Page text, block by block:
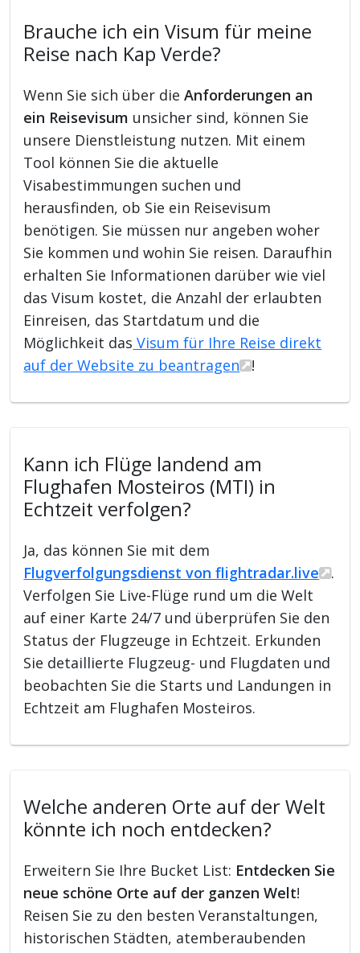
Brauche ich ein Visum für meine
Reise nach Kap Verde?
Wenn Sie sich über dieAnforderungen an
ein Reisevisum unsicher sind, können Sie
unsere Dienstleistung nutzen. Mit einem
Tool können Sie die aktuelle
Visabestimmungen suchen und
herausfinden, ob Sie ein Reisevisum
benötigen. Sie müssen nur angeben woher
Sie kommen und wohin Sie reisen. Daraufhin
erhalten Sie Informationen darüber wie viel
das Visum kostet, die Anzahl der erlaubten
Einreisen, das Startdatum und die
Möglichkeit das Visum für Ihre Reise direkt
auf der Website zu beantragen
!
Kann ich Flüge landend am
Flughafen Mosteiros (MTI) in
Echtzeit verfolgen?
Ja, das können Sie mit dem
Flugverfolgungsdienst von flightradar.live
.
Verfolgen Sie Live-Flüge rund um die Welt
auf einer Karte 24/7 und überprüfen Sie den
Status der Flugzeuge in Echtzeit. Erkunden
Sie detaillierte Flugzeug- und Flugdaten und
beobachten Sie die Starts und Landungen in
Echtzeit am Flughafen Mosteiros.
Welche anderen Orte auf der Welt
könnte ich noch entdecken?
Erweitern Sie Ihre Bucket List: Entdecken Sie
neue schöne Orte auf der ganzen Welt!
Reisen Sie zu den besten Veranstaltungen,
historischen Städten, atemberaubenden